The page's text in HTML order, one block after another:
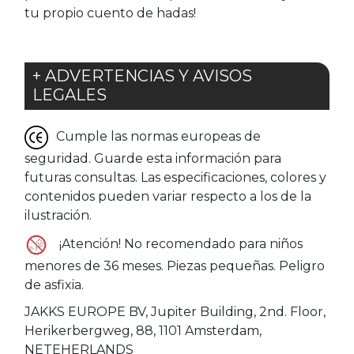
tu propio cuento de hadas!
+ ADVERTENCIAS Y AVISOS
LEGALES
Cumple las normas europeas de
seguridad. Guarde esta información para
futuras consultas. Las especificaciones, colores y
contenidos pueden variar respecto a los de la
ilustración.
¡Atención! No recomendado para niños
menores de 36 meses. Piezas pequeñas. Peligro
de asfixia.
JAKKS EUROPE BV, Jupiter Building, 2nd. Floor,
Herikerbergweg, 88, 1101 Amsterdam,
NETEHERLANDS